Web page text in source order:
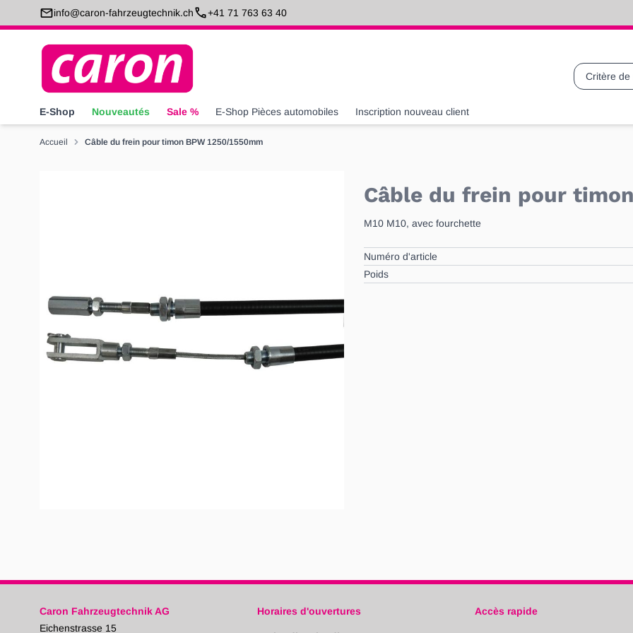
Allez au contenuinfo@caron-fahrzeugtechnik.ch +41 71 763 63 40
Recherche
E-Shop Nouveautés Sale % E-Shop Pièces automobiles Inscription nouveau client
Accueil Câble du frein pour timon BPW 1250/1550mm
Câble du frein pour
M10 M10, avec fourchette
Numéro d'article
Poids
Caron Fahrzeugtechnik AG
Eichenstrasse 15
Horaires d'ouvertures Accès rapide